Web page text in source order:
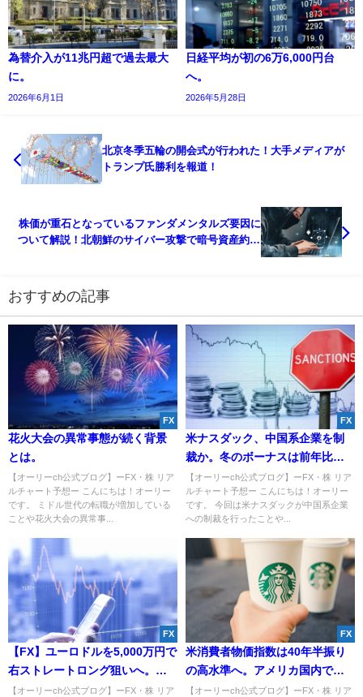
為替介入が11兆円超で過去最大
に。
2026年6月1日
日経平均が初の6万6,000円台
へ。
2026年5月28日
北京冬季五輪の開会式が行われた！大手メディアが
トランプ氏勝利を報道！
株価が重石となっているファンダメンタルズ要因に
ついて解説！北朝鮮のサイバー攻撃で暗号資産約58
おすすめの記事
FX
花火大会の異常事態が続く背景
とは。
【オーリーch公式ブログ】ーFX・株 リア
ルチャート予想ー こんにちは！オーリー
です。 ミドル世代の転職が増加している
ことや花火大会の異常事...
FX
米ナスダック、中国系企業を制
裁か。冬のボーナスは前年比で2
割を超える企業が増加へ。
【オーリーch公式ブログ】ーFX・株 リア
ルチャート予想ー こんにちは！オーリー
です。 今回は米ナスダックが中国系企業
への制裁を行ったことや...
FX
【FX】ユーロドルを5,000万円で
右ストレートロング狙いへ。為
替介入でドル円を狙わなかった
【オーリーch公式ブログ】ーFX・株 リア
FX
米消費者物価指数は40年半振り
の高水準へ。アメリカ国内でス
ターバックス16店舗が閉店か。
【オーリーch公式ブログ】ーFX・株 リア